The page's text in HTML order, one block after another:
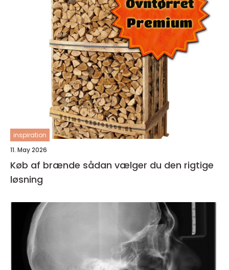
inspiration
11. May 2026
Køb af brænde sådan vælger du den rigtige
løsning